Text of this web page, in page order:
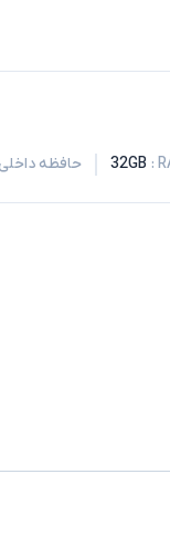
:
32GB حافظه داخلی